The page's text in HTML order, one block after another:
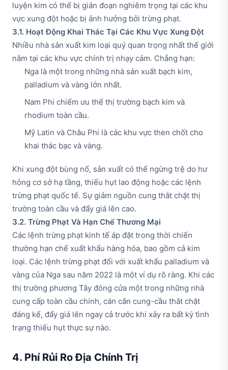
luyện kim có thể bị gián đoạn nghiêm trọng tại các khu
vực xung đột hoặc bị ảnh hưởng bởi trừng phạt.
3.1. Hoạt Động Khai Thác Tại Các Khu Vực Xung Đột
Nhiều nhà sản xuất kim loại quý quan trọng nhất thế giới
nằm tại các khu vực chính trị nhạy cảm. Chẳng hạn:
Nga là một trong những nhà sản xuất bạch kim,
palladium và vàng lớn nhất.
Nam Phi chiếm ưu thế thị trường bạch kim và
rhodium toàn cầu.
Mỹ Latin và Châu Phi là các khu vực then chốt cho
khai thác bạc và vàng.
Khi xung đột bùng nổ, sản xuất có thể ngừng trệ do hư
hỏng cơ sở hạ tầng, thiếu hụt lao động hoặc các lệnh
trừng phạt quốc tế. Sự giảm nguồn cung thắt chặt thị
trường toàn cầu và đẩy giá lên cao.
3.2. Trừng Phạt Và Hạn Chế Thương Mại
Các lệnh trừng phạt kinh tế áp đặt trong thời chiến
thường hạn chế xuất khẩu hàng hóa, bao gồm cả kim
loại. Các lệnh trừng phạt đối với xuất khẩu palladium và
vàng của Nga sau năm 2022 là một ví dụ rõ ràng. Khi các
thị trường phương Tây đóng cửa một trong những nhà
cung cấp toàn cầu chính, cán cân cung-cầu thắt chặt
đáng kể, đẩy giá lên ngay cả trước khi xảy ra bất kỳ tình
trạng thiếu hụt thực sự nào.
4. Phí Rủi Ro Địa Chính Trị